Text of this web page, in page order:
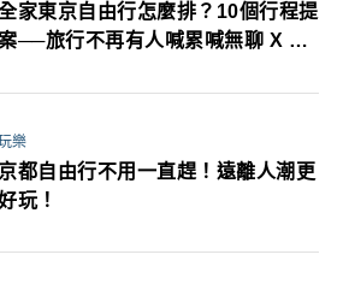
家東京自由行怎麼排？10個行程提
──旅行不再有人喊累喊無聊 X 爸
樂
京都自由行不用一直趕！遠離人潮更
玩！